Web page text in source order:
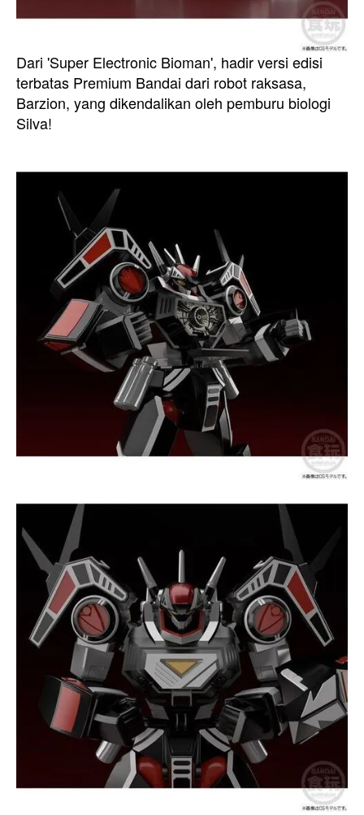
Dari 'Super Electronic Bioman', hadir versi edisi
terbatas Premium Bandai dari robot raksasa,
Barzion, yang dikendalikan oleh pemburu biologi
Silva!